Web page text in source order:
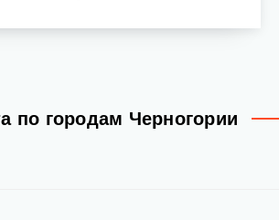
по городам Черногории